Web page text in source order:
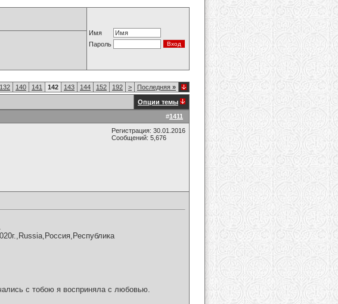
Имя
Пароль
132 140 141 142 143 144 152 192 > Последняя »
Опции темы
#1411
Регистрация: 30.01.2016
Сообщений: 5,676
с тобою я восприняла с любовью.